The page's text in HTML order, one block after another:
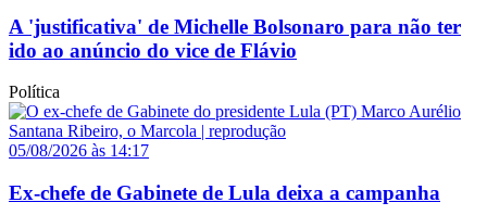
A 'justificativa' de Michelle Bolsonaro para não ter
ido ao anúncio do vice de Flávio
Política
05/08/2026 às 14:17
Ex-chefe de Gabinete de Lula deixa a campanha